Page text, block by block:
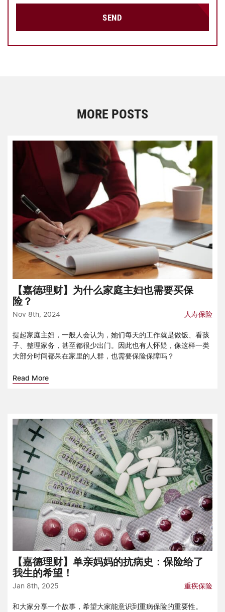
SEND
MORE POSTS
【嘉德理财】为什么家庭主妇也需要买保
险？
Nov 8th, 2024 人寿保险
提起家庭主妇，一般人会认为，她们每天的工作就是做饭、看孩
子、整理家务，甚至都很少出门。因此也有人怀疑，像这样一类
大部分时间都呆在家里的人群，也需要保险保障吗？
Read More
【嘉德理财】单亲妈妈的抗病史：保险给了
我生的希望！
Jan 8th, 2025 重疾保险
和大家分享一个故事，希望大家能意识到重病保险的重要性。